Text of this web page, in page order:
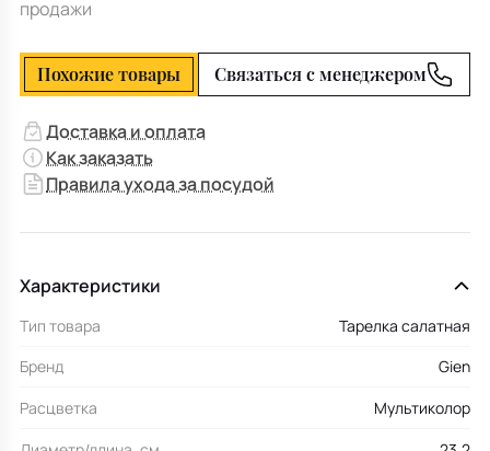
продажи
Похожие товары Связаться с менеджером
Доставка и оплата
Как заказать
Правила ухода за посудой
Характеристики
Тип товара
Тарелка салатная
Бренд
Gien
Расцветка
Мультиколор